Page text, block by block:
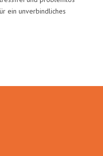
ein unverbindliches